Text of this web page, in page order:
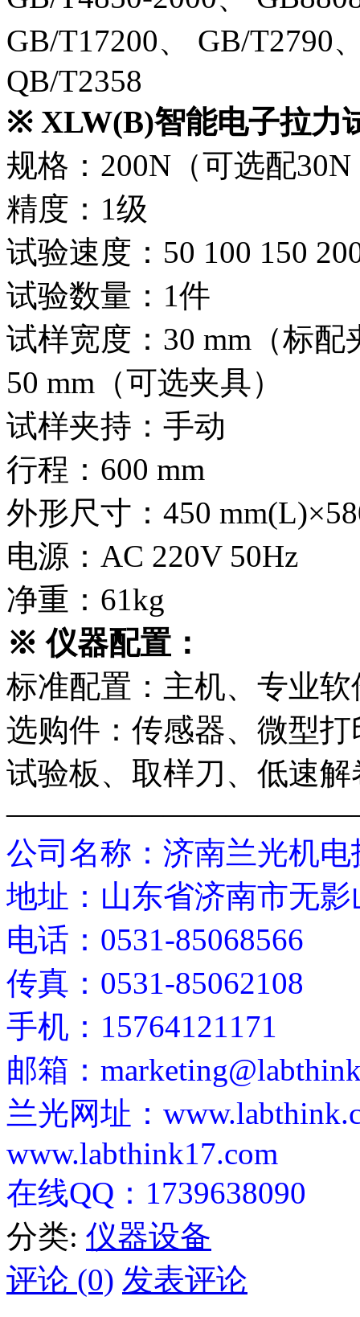
GB/T17200、 GB/T2790
QB/T2358
※ XLW(B)智能电子拉力
规格：200N（可选配
精度：1级
试验速度：50 100 150
试验数量：1件
试样宽度：30 mm（标配
50 mm（可选夹具）
试样夹持：手动
行程：600 mm
外形尺寸：450
电源：AC 220V 50Hz
净重：61kg
※仪器配置：
标准配置：主机、专业
选购件：传感器、微型
试验板、取样刀、低速
公司名称：济南兰光机
地址：山东省济南市无
电话：0531-85068566
传真：0531-85062108
手机：15764121171
邮箱：
兰光网址：
www.labthink17.com
在线QQ：1739638090
分类: 仪器设备
评论 (0) 发表评论